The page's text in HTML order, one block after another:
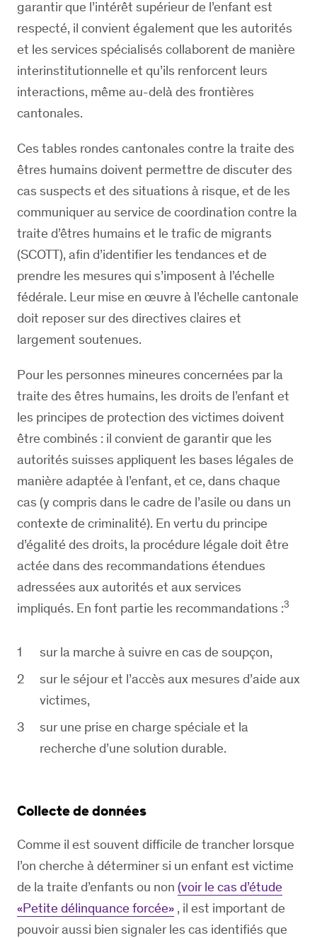
garantir que l’intérêt supérieur de l’enfant est
respecté, il convient également que les autorités
et les services spécialisés collaborent de manière
interinstitutionnelle et qu’ils renforcent leurs
interactions, même au-delà des frontières
cantonales.
Ces tables rondes cantonales contre la traite des
êtres humains doivent permettre de discuter des
cas suspects et des situations à risque, et de les
communiquer au service de coordination contre la
traite d’êtres humains et le trafic de migrants
(SCOTT), afin d’identifier les tendances et de
prendre les mesures qui s’imposent à l’échelle
fédérale. Leur mise en œuvre à l’échelle cantonale
doit reposer sur des directives claires et
largement soutenues.
Pour les personnes mineures concernées par la
traite des êtres humains, les droits de l’enfant et
les principes de protection des victimes doivent
être combinés : il convient de garantir que les
autorités suisses appliquent les bases légales de
manière adaptée à l’enfant, et ce, dans chaque
cas (y compris dans le cadre de l’asile ou dans un
contexte de criminalité). En vertu du principe
d’égalité des droits, la procédure légale doit être
actée dans des recommandations étendues
adressées aux autorités et aux services
impliqués. En font partie les recommandations :3
sur la marche à suivre en cas de soupçon,
sur le séjour et l’accès aux mesures d’aide aux
victimes,
sur une prise en charge spéciale et la
recherche d’une solution durable.
Collecte de données
Comme il est souvent difficile de trancher lorsque
l’on cherche à déterminer si un enfant est victime
de la traite d’enfants ou non (voir le cas d’étude
«Petite délinquance forcée» , il est important de
pouvoir aussi bien signaler les cas identifiés que